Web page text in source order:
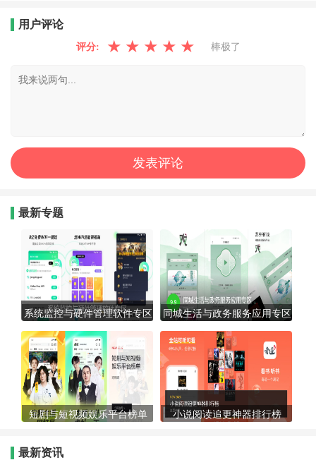
用户评论
评分: ★ ★ ★ ★ ★ 棒极了
最新专题
系统监控与硬件管理软件专区 同城生活与政务服务应用专区
短剧与短视频娱乐平台榜单 小说阅读追更神器排行榜
最新资讯